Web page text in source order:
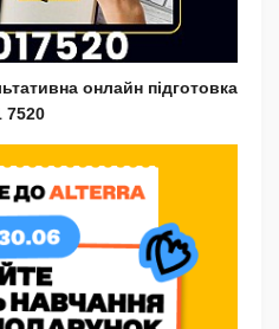
онлайн підготовка
7520